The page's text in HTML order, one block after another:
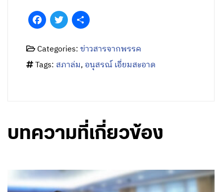
FacebookTwitter
Categories:ข่าวสารจากพรรค
Tags: สภาล่ม,อนุสรณ์ เอี่ยมสะอาด
บทความที่เกี่ยวข้อง